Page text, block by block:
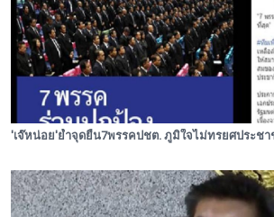
'เจ๊หน่อย'ย้ำจุดยืน7พรรคปชต. ภูมิใจไม่ทรยศประช